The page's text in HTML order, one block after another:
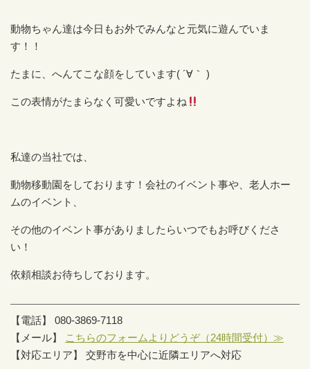
動物ちゃん達は今日もお外でみんなと元気に遊んでいま
す！！
たまに、へんてこな顔をしています( ´∀｀ )
この表情がたまらなく可愛いですよね
私達の当社では、
動物移動園をしております！会社のイベント事や、老人ホー
ムのイベント、
その他のイベント事がありましたらいつでもお呼びくださ
い！
依頼相談お待ちしております。
【電話】 080-3869-7118
【メール】
こちらのフォームよりどうぞ（24時間受付）≫
【対応エリア】 交野市を中心に近隣エリアへ対応